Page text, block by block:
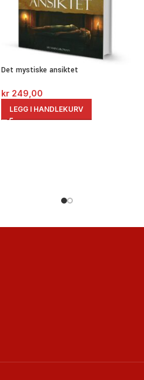
Det mystiske ansiktet
kr249,00
LEGG I HANDLEKURV